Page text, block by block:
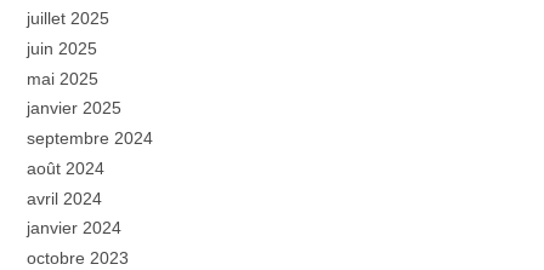
juillet 2025
juin 2025
mai 2025
janvier 2025
septembre 2024
août 2024
avril 2024
janvier 2024
octobre 2023